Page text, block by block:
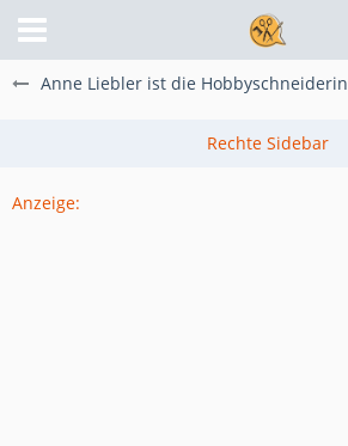
Anne Liebler ist die Hobbyschneiderin
Anzeige: